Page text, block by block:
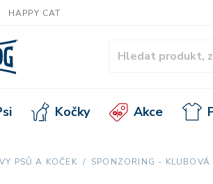
HAPPY CAT
Kočky Akce
PSŮ A KOČEK SPONZORING - KLUBOVÁ